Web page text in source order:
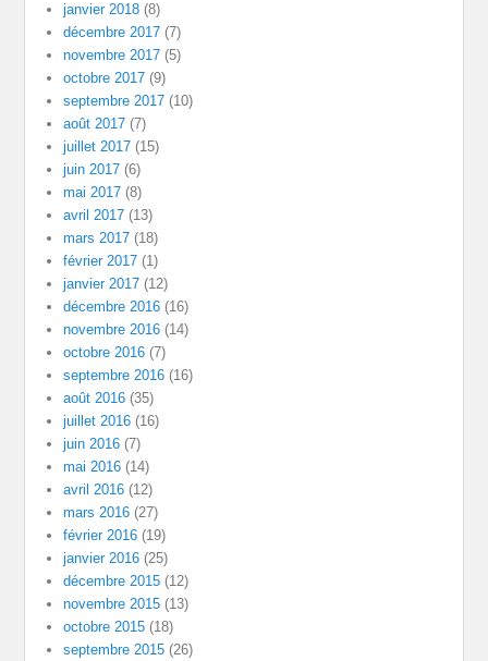
janvier 2018 (8)
décembre 2017 (7)
novembre 2017 (5)
octobre 2017 (9)
septembre 2017 (10)
août 2017 (7)
juillet 2017 (15)
juin 2017 (6)
mai 2017 (8)
avril 2017 (13)
mars 2017 (18)
février 2017 (1)
janvier 2017 (12)
décembre 2016 (16)
novembre 2016 (14)
octobre 2016 (7)
septembre 2016 (16)
août 2016 (35)
juillet 2016 (16)
juin 2016 (7)
mai 2016 (14)
avril 2016 (12)
mars 2016 (27)
février 2016 (19)
janvier 2016 (25)
décembre 2015 (12)
novembre 2015 (13)
octobre 2015 (18)
septembre 2015 (26)